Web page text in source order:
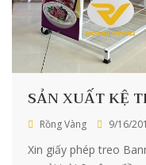
SẢN XUẤT KỆ
Rồng Vàng 9/16/
Xin giấy phép treo